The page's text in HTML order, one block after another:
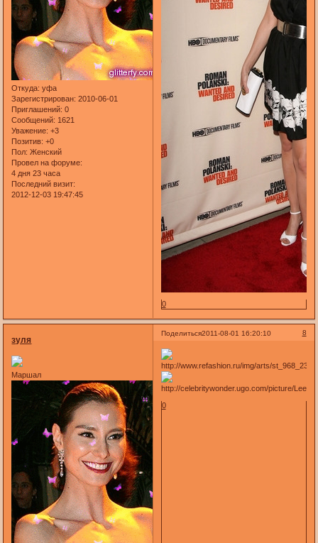
Откуда: уфа
Зарегистрирован: 2010-06-01
Приглашений: 0
Сообщений: 1621
Уважение: +3
Позитив: +0
Пол: Женский
Провел на форуме:
4 дня 23 часа
Последний визит:
2012-12-03 19:47:45
0
Поделиться 8
2011-08-01 16:20:10
зуля
Маршал
0